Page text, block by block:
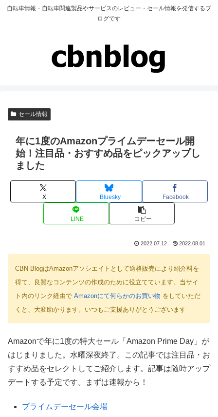
自転車情報・自転車関連製品やサービスのレビュー・セール情報を発信するブ
ログです
セール情報
年に1度のAmazonプライムデーセール開
始！注目品・おすすめ品をピックアップし
ました
X Bluesky Facebook
LINE コピー
2022.07.12 2022.08.01
CBN BlogはAmazonアソシエイトとして適格販売により紹介料を
得て、良質なコンテンツの作成のために役立てています。当サイ
ト内のリンク経由で Amazonにて何らかのお買い物 をしていただ
くと、大変助かります。いつもご支援ありがとうございます
Amazonで年に1度の特大セール「Amazon Prime Day」が
はじまりました。水曜深夜終了。この記事では注目品・お
すすめ品をセレクトしてご紹介します。記事は随時アップ
デートする予定です。まずは速報から！
プライムデーセール会場